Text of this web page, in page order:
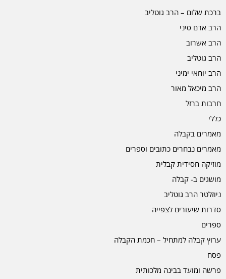
ברכת שלום – הרב גוטליב
הרב אדם סיני
הרב אשרוב
הרב גוטליב
הרב יוחאי ימיני
הרב מיכאל מאור
חרבות ברזל
כללי
מאמרים בקבלה
מאמרים נבחרים כתובים וספרים
מוזיקה חסידית קבלית
מושגים ב- קבלה
ניוזלטר הרב גוטליב
סדרות שיעורים לצפייה
ספרים
ערוץ קבלה למתחיל – חכמת הקבלה
פסח
פרשה ומועד בבינה מלכותית